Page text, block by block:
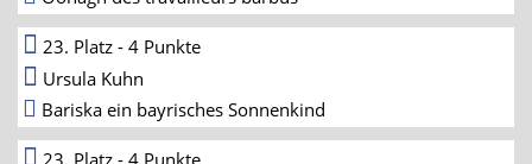
23. Platz - 4 Punkte
Ursula Kuhn
Bariska ein bayrisches Sonnenkind
23. Platz - 4 Punkte